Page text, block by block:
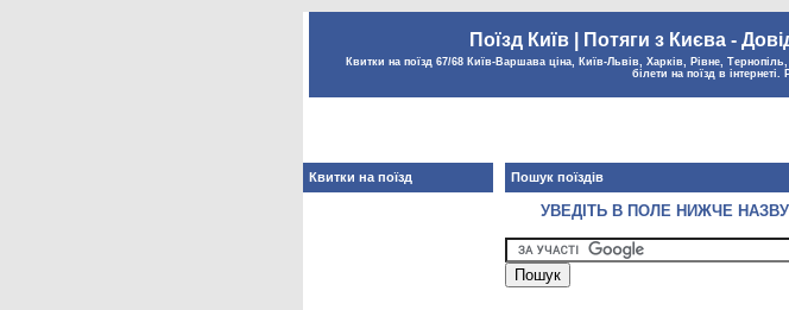
Поїзд Київ | Потяги з Києва -
Квитки на поїзд 67/68 Київ-Варшава ціна, Київ-Львів, Харків, Рівне,
білети на поїзд в
Пошук поїздів
УВЕДІТЬ В ПОЛЕ НИЖЧЕ
Квитки на поїзд